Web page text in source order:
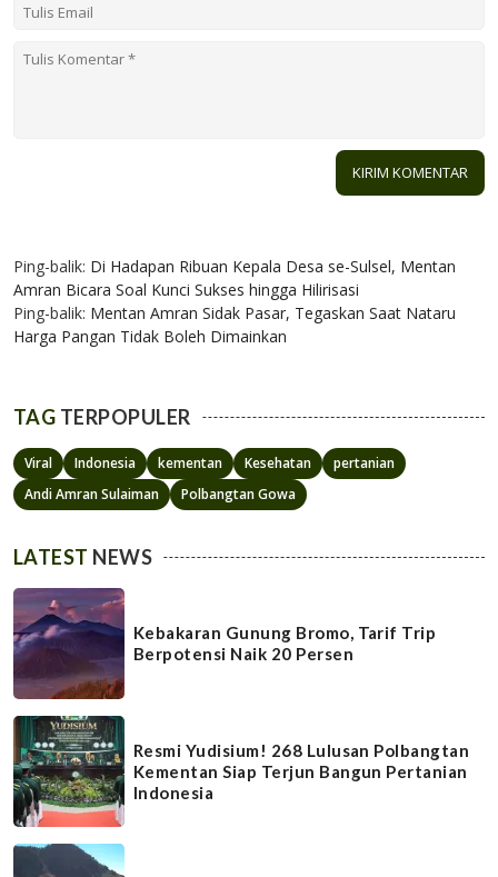
Ping-balik: Di Hadapan Ribuan Kepala Desa se-Sulsel, Mentan
Amran Bicara Soal Kunci Sukses hingga Hilirisasi
Ping-balik: Mentan Amran Sidak Pasar, Tegaskan Saat Nataru
Harga Pangan Tidak Boleh Dimainkan
TAG TERPOPULER
Viral Indonesia kementan Kesehatan
pertanian
Andi Amran Sulaiman
Polbangtan Gowa
LATEST NEWS
Kebakaran Gunung Bromo, Tarif Trip
Berpotensi Naik 20 Persen
Resmi Yudisium! 268 Lulusan Polbangtan
Kementan Siap Terjun Bangun Pertanian
Indonesia